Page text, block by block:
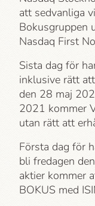
att sedvanliga
Bokusgruppen
Nasdaq First
Sista dag för
inklusive rätt
den 28 maj
2021 kommer
utan rätt att
Första dag för
bli fredagen
aktier kommer
BOKUS med